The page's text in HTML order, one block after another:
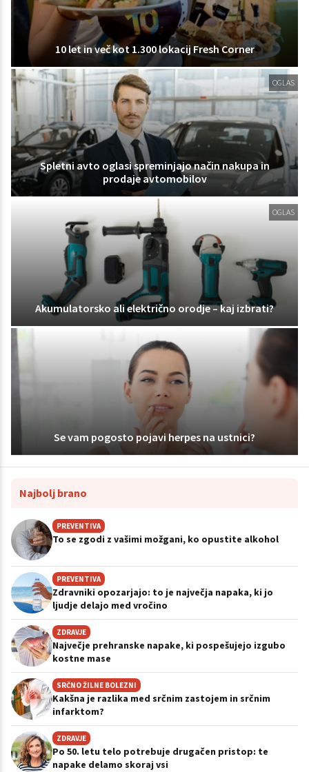
10 let in več kot 1.300 lokacij Fresh Corner
OGLAS
Spletni avto oglasi spreminjajo način nakupa in
prodaje avtomobilov
OGLAS
Akumulatorsko ali električno orodje – kaj izbrati?
Se vam pogosto pojavi herpes na ustnici?
Najbolj brano
PREVENTIVA
To se zgodi z vašimi možgani, ko opustite alkohol
PREVENTIVA
Zdravniki opozarjajo: to je največja napaka, ki jo
ljudje delajo med vročino
ZDRAVJE
Največje prehranske napake, ki pospešujejo izgubo
kostne mase
SRČNO ŽILNE BOLEZNI
Kakšna je razlika med srčnim zastojem in srčnim
infarktom?
ZDRAVJE
Po 50. letu telo potrebuje drugačen pristop: te
napake delamo skoraj vsi